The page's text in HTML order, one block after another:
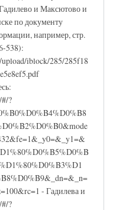
и Максютово и
по документу
например, стр.
538):
iblock/285/285f18
?
- Гадилева и
?